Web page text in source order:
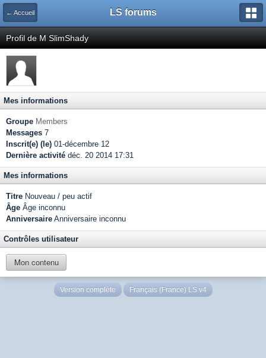
← Accueil LS forums
Profil de M SlimShady
Mes informations
Groupe Members
Messages 7
Inscrit(e) (le) 01-décembre 12
Dernière activité déc. 20 2014 17:31
Mes informations
Titre Nouveau / peu actif
Âge Âge inconnu
Anniversaire Anniversaire inconnu
Contrôles utilisateur
Mon contenu
Version complète Français (France) LS v4